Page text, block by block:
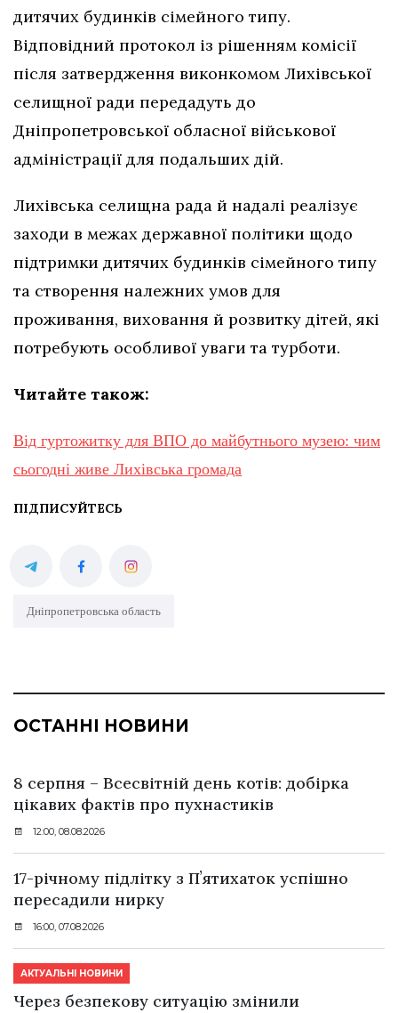
дитячих будинків сімейного типу.
Відповідний протокол із рішенням комісії
після затвердження виконкомом Лихівської
селищної ради передадуть до
Дніпропетровської обласної військової
адміністрації для подальших дій.
Лихівська селищна рада й надалі реалізує
заходи в межах державної політики щодо
підтримки дитячих будинків сімейного типу
та створення належних умов для
проживання, виховання й розвитку дітей, які
потребують особливої уваги та турботи.
Читайте також:
Від гуртожитку для ВПО до майбутнього музею: чим
сьогодні живе Лихівська громада
ПІДПИСУЙТЕСЬ
Дніпропетровська область
ОСТАННІ НОВИНИ
8 серпня – Всесвітній день котів: добірка
цікавих фактів про пухнастиків
12:00, 08.08.2026
17-річному підлітку з Пʼятихаток успішно
пересадили нирку
16:00, 07.08.2026
АКТУАЛЬНІ НОВИНИ
Через безпекову ситуацію змінили